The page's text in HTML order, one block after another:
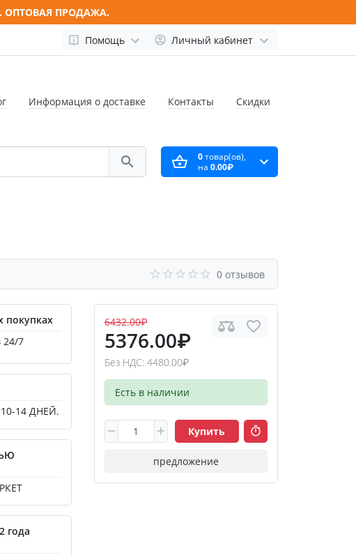
ОПТОВАЯ ПРОДАЖА.
Помощь Личный кабинет
Информация о доставке Контакты Скидки
0товар(ов),
на 0.00₽
0 отзывов
6432.00₽
5376.00₽
Без НДС: 4480.00₽
Есть в наличии
Купить
предложение
покупках
24/7
14 ДНЕЙ.
года